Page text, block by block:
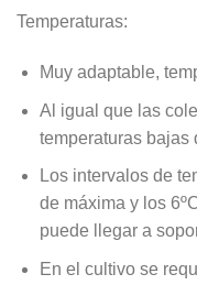
Temperaturas:
Muy adaptable,
Al igual que las
temperaturas bajas
Los intervalos de
de máxima y los
puede llegar a
En el cultivo se